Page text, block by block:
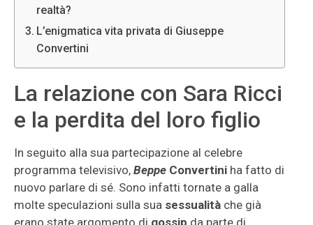
realtà?
L’enigmatica vita privata di Giuseppe
Convertini
La relazione con Sara Ricci
e la perdita del loro figlio
In seguito alla sua partecipazione al celebre
programma televisivo, Beppe Convertini ha fatto di
nuovo parlare di sé. Sono infatti tornate a galla
molte speculazioni sulla sua sessualità che già
erano state argomento di gossip da parte di